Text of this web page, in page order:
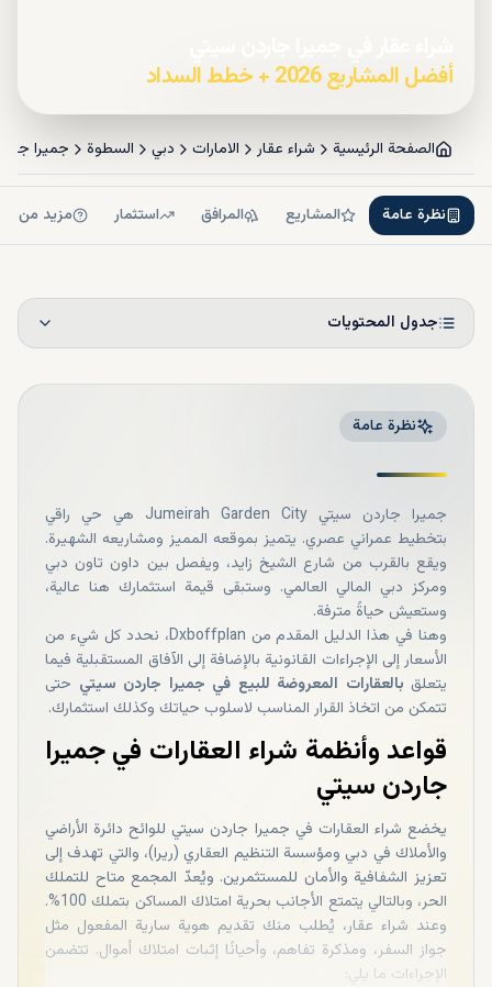
أفضل المشاريع 2026 + خطط السداد
الصفحة الرئيسية شراء عقار الامارات دبي السطوة جميرا
نظرة عامة المشاريع المرافق استثمار مزيد من
جدول المحتويات
نظرة عامة
جميرا جاردن سيتي Jumeirah Garden City هي حي راقي
بتخطيط عمراني عصري. يتميز بموقعه المميز ومشاريعه الشهيرة.
ويقع بالقرب من شارع الشيخ زايد، ويفصل بين داون تاون دبي
ومركز دبي المالي العالمي. وستبقى قيمة استثمارك هنا عالية،
وستعيش حياةً مترفة.
وهنا في هذا الدليل المقدم من Dxboffplan، نحدد كل شيء من
الأسعار إلى الإجراءات القانونية بالإضافة إلى الآفاق المستقبلية فيما
يتعلق بالعقارات المعروضة للبيع في جميرا جاردن سيتي حتى
تتمكن من اتخاذ القرار المناسب لاسلوب حياتك وكذلك استثمارك.
قواعد وأنظمة شراء العقارات في جميرا
جاردن سيتي
يخضع شراء العقارات في جميرا جاردن سيتي للوائح دائرة الأراضي
والأملاك في دبي ومؤسسة التنظيم العقاري (ريرا)، والتي تهدف إلى
تعزيز الشفافية والأمان للمستثمرين. ويُعدّ المجمع متاح للتملك
الحر، وبالتالي يتمتع الأجانب بحرية امتلاك المساكن بتملك 100%.
وعند شراء عقار، يُطلب منك تقديم هوية سارية المفعول مثل
جواز السفر، ومذكرة تفاهم، وأحيانًا إثبات امتلاك أموال. تتضمن
الإجراءات ما يلي: